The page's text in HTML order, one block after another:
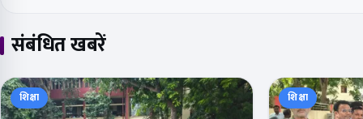
संबंधित खबरें
शिक्षा शिक्षा